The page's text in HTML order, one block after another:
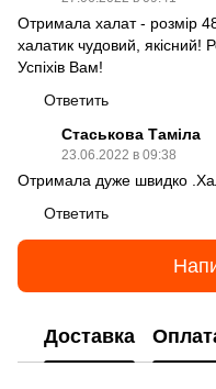
Отримала халат - розмір
халатик чудовий, якісний!
Успіхів Вам!
Ответить
Стаськова Таміла
23.06.2022 в 09:38
Отримала дуже швидко
Ответить
Доставка